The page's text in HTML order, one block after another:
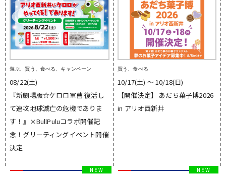
遊ぶ、買う、食べる、キャンペーン
08/22(土)
『新劇場版☆ケロロ軍曹 復活し
て速攻地球滅亡の危機でありま
す！』×BullPuluコラボ開催記
念！グリーティングイベント開催
決定
買う、食べる
10/17(土) 〜 10/18(日)
【開催決定】 あだち菓子博2026
in アリオ西新井